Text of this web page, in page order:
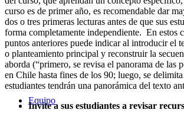
Equipo
curso es de primer año, es recomendable dar
dos o tres primeras lecturas antes de que sus
forma completamente independiente. En estos
puntos anteriores puede indicar al introducir el
o planteamiento principal y reconstruir la
aborda (“primero, se revisa el panorama de las
en Chile hasta fines de los 90; luego, se
estudiantes tendrán una panorámica del texto
Invite a sus estudiantes a revisar